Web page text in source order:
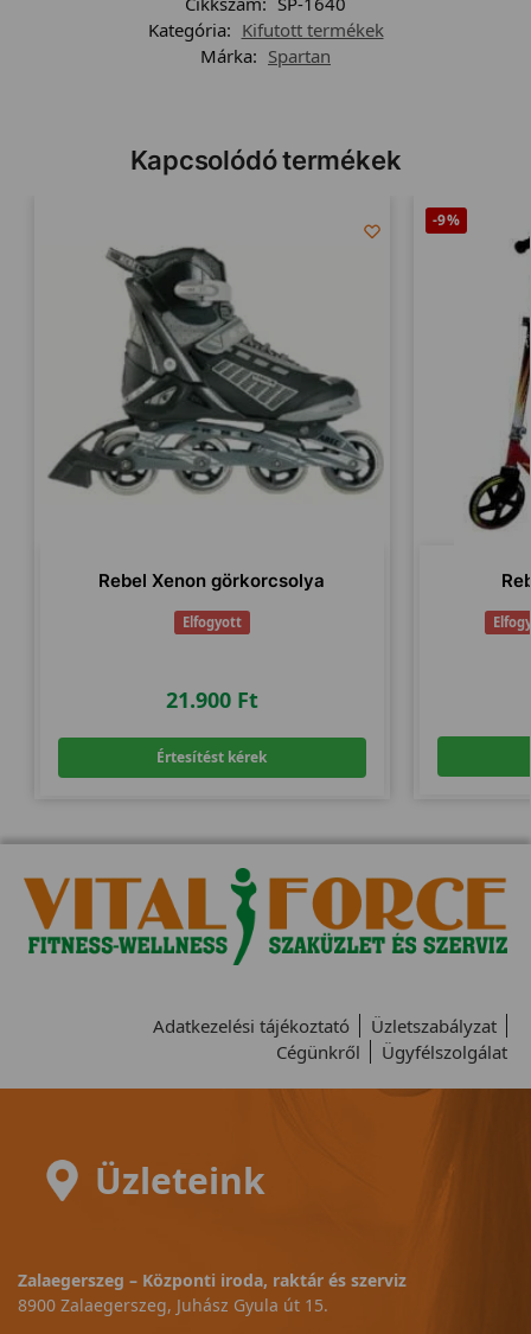
Kategória: Kifutott termékek
Márka: Spartan
Kapcsolódó termékek
Rebel Xenon görkorcsolya
Elfogyott
21.900 Ft
Értesítést kérek
-9%
Adatkezelési tájékoztató
Üzletszabályzat
Cégünkről
Ügyfélszolgálat
Üzleteink
Zalaegerszeg – Központi iroda, raktár és szerviz
8900 Zalaegerszeg, Juhász Gyula út 15.